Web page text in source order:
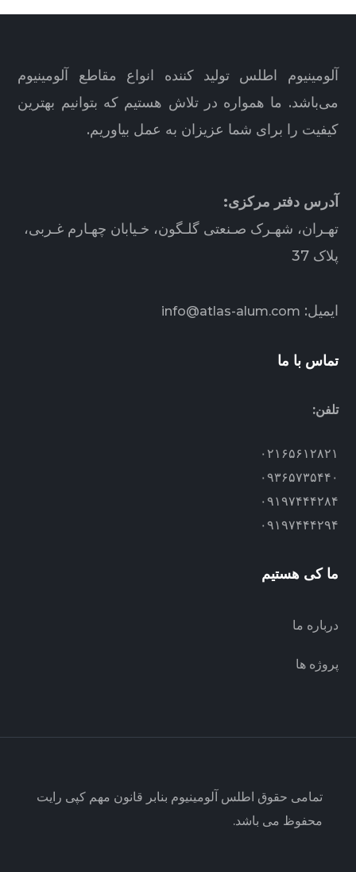
آلومینیوم اطلس تولید کننده انواع مقاطع آلومینیوم
می‌باشد. ما همواره در تلاش هستیم که بتوانیم بهترین
کیفیت را برای شما عزیزان به عمل بیاوریم.
آدرس دفتر مرکزی:
تهـران، شهـرک صـنعتی گلـگون، خـیابان چهـارم غـربی،
پلاک 37
ایمیل: info@atlas-alum.com
تماس با ما
تلفن:
۰۲۱۶۵۶۱۲۸۲۱
۰۹۳۶۵۷۳۵۴۴۰
۰۹۱۹۷۴۴۴۲۸۴
۰۹۱۹۷۴۴۴۲۹۴
ما کی هستیم
درباره ما
پروژه ها
تمامی حقوق اطلس آلومینیوم بنابر قانون مهم کپی رایت
محفوظ می باشد.